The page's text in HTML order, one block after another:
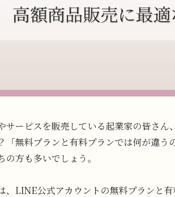
サービスを販売している起業家の皆さ
「無料プランと有料プランでは何が違
の方も多いでしょう。
、LINE公式アカウントの無料プランと